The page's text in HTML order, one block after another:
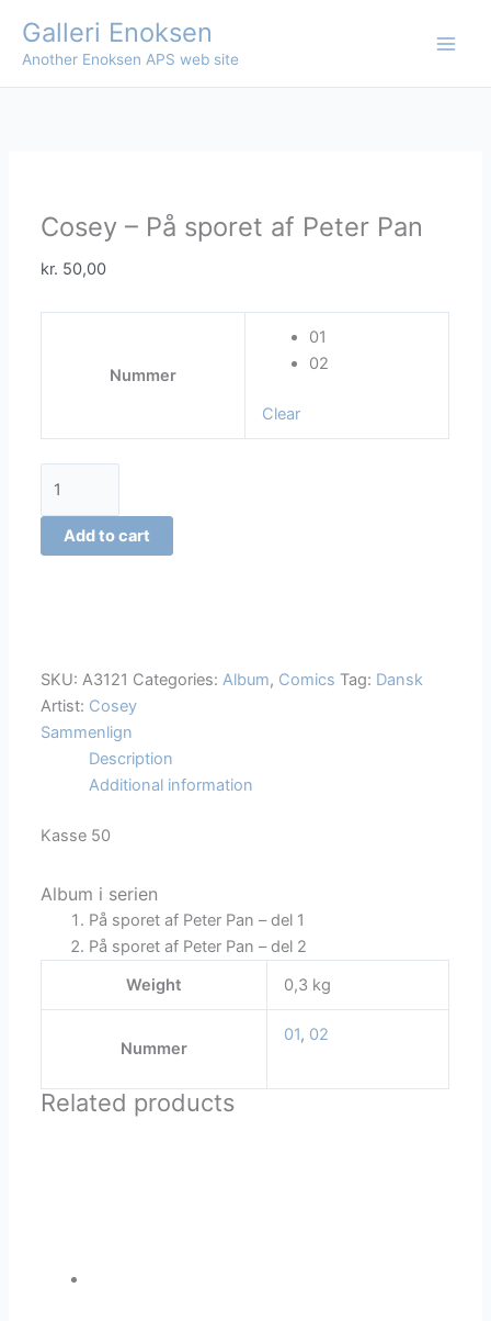
content
Galleri Enoksen
Another Enoksen APS web site
Cosey – På sporet af Peter Pan
kr. 50,00
Nummer
01
02
Clear
sporet
Add to cart
SKU:A3121 Categories:Album, Comics Tag: Dansk
Artist: Cosey
Sammenlign
Description
Additional information
Kasse 50
Album i serien
På sporet af Peter Pan – del 1
På sporet af Peter Pan – del 2
Weight
0,3 kg
Nummer
01, 02
Related products